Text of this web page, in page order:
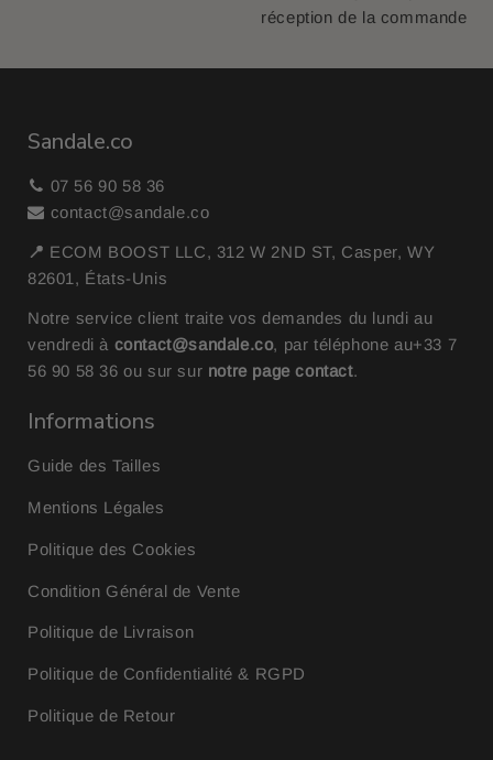
réception de la commande
Sandale.co
07 56 90 58 36
contact@sandale.co
📍 ECOM BOOST LLC, 312 W 2ND ST, Casper, WY
82601, États-Unis
Notre service client traite vos demandes du lundi au
vendredi à contact@sandale.co, par téléphone au+33 7
56 90 58 36ou sur sur notre page contact.
Informations
Guide des Tailles
Mentions Légales
Politique des Cookies
Condition Général de Vente
Politique de Livraison
Politique de Confidentialité & RGPD
Politique de Retour